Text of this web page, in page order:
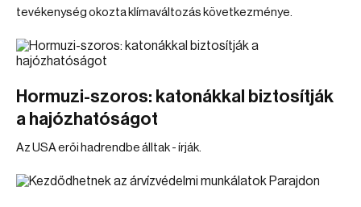
tevékenység okozta klímaváltozás következménye.
Hormuzi-szoros: katonákkal biztosítják
a hajózhatóságot
Az USA erői hadrendbe álltak - írják.